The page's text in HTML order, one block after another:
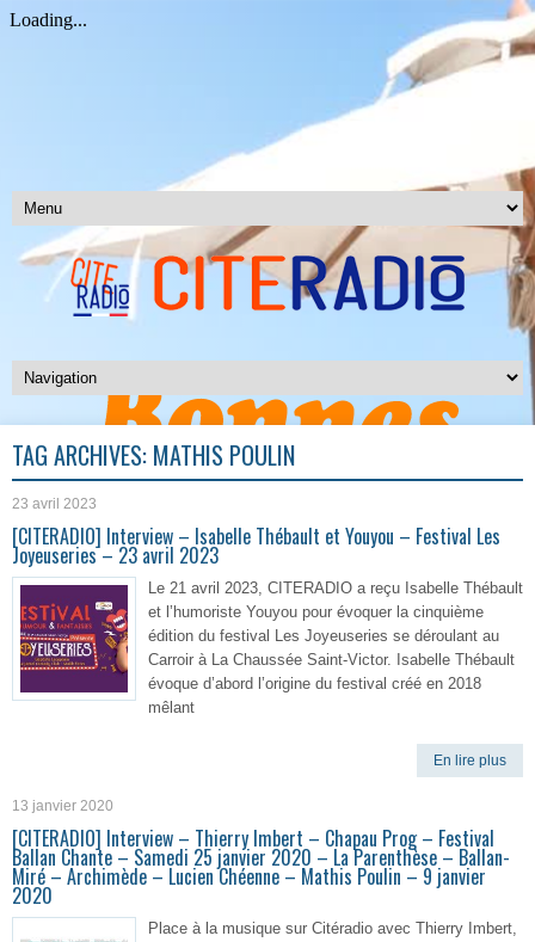
TAG ARCHIVES: MATHIS POULIN
23 avril 2023
[CITERADIO] Interview – Isabelle Thébault et Youyou – Festival Les
Joyeuseries – 23 avril 2023
Le 21 avril 2023, CITERADIO a reçu Isabelle Thébault
et l’humoriste Youyou pour évoquer la cinquième
édition du festival Les Joyeuseries se déroulant au
Carroir à La Chaussée Saint-Victor. Isabelle Thébault
évoque d’abord l’origine du festival créé en 2018
mêlant
En lire plus
13 janvier 2020
[CITERADIO] Interview – Thierry Imbert – Chapau Prog – Festival
Ballan Chante – Samedi 25 janvier 2020 – La Parenthèse – Ballan-
Miré – Archimède – Lucien Chéenne – Mathis Poulin – 9 janvier
2020
Place à la musique sur Citéradio avec Thierry Imbert,